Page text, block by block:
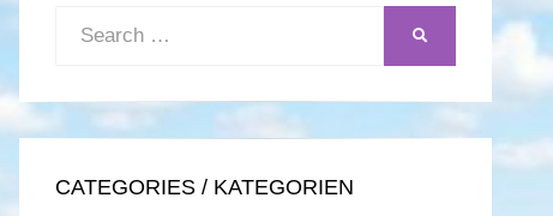
Search
CATEGORIES / KATEGORIEN